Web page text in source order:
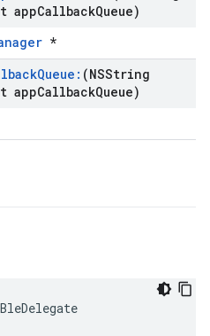
t appCallbackQueue)
*
Queue: (NSString
t appCallbackQueue)